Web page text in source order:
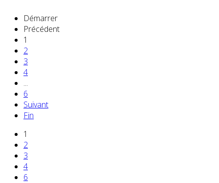
Démarrer
Précédent
1
2
3
4
...
6
Suivant
Fin
1
2
3
4
6